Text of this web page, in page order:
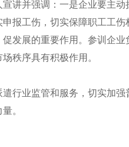
讲并强调：一是企业要主
报工伤，切实保障职工工
发展的重要作用。参训企
秩序具有积极作用。
行业监管和服务，切实加
。